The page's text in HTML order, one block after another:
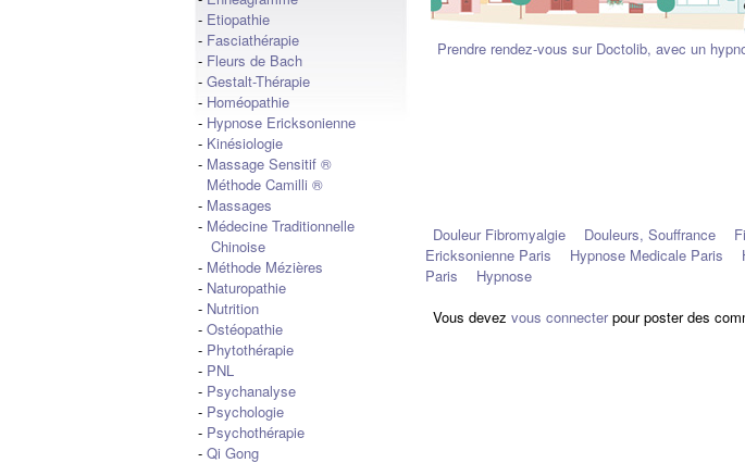
- Etiopathie
- Fasciathérapie
- Fleurs de Bach
- Gestalt-Thérapie
- Homéopathie
- Hypnose Ericksonienne
- Kinésiologie
- Massage Sensitif ®
Méthode Camilli ®
- Massages
- Médecine Traditionnelle
Chinoise
- Méthode Mézières
- Naturopathie
- Nutrition
- Ostéopathie
- Phytothérapie
- PNL
- Psychanalyse
- Psychologie
- Psychothérapie
- Qi Gong
Prendre rendez-vous sur Doctolib, avec un
Douleur Fibromyalgie Douleurs, Souffrance
Ericksonienne Paris
Hypnose Medicale Paris
Paris
Hypnose
Vous devez vous connecterpour poster des